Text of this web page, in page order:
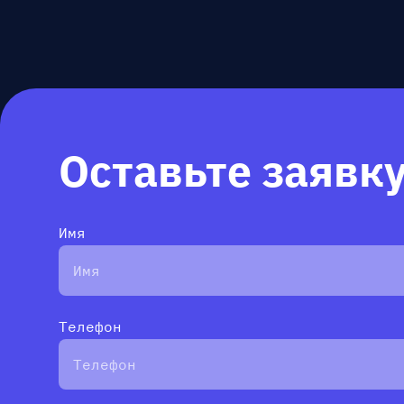
Оставьте
Имя
Телефон